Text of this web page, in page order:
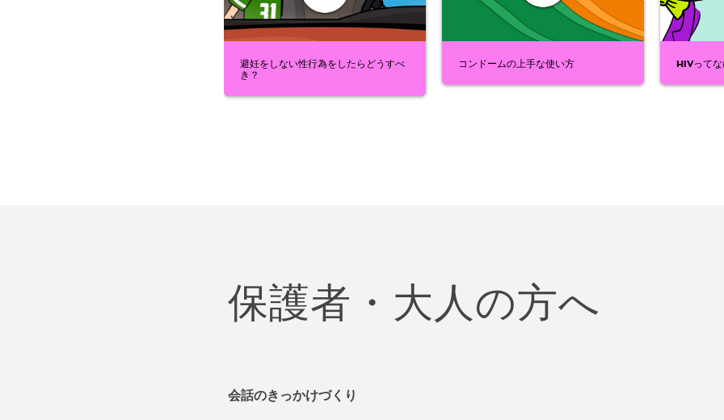
避妊をしない性行為をしたらどうすべ
き？
コンドームの上手な使い方 HIVって
保護者・大人の方へ
会話のきっかけづくり